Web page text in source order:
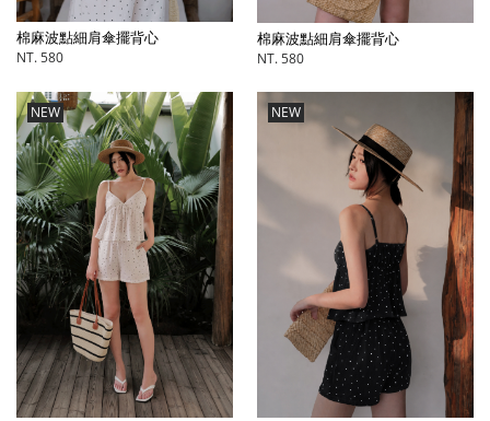
棉麻波點細肩傘擺背心
NT. 580
棉麻波點細肩傘擺背心
NT. 580
NEW NEW